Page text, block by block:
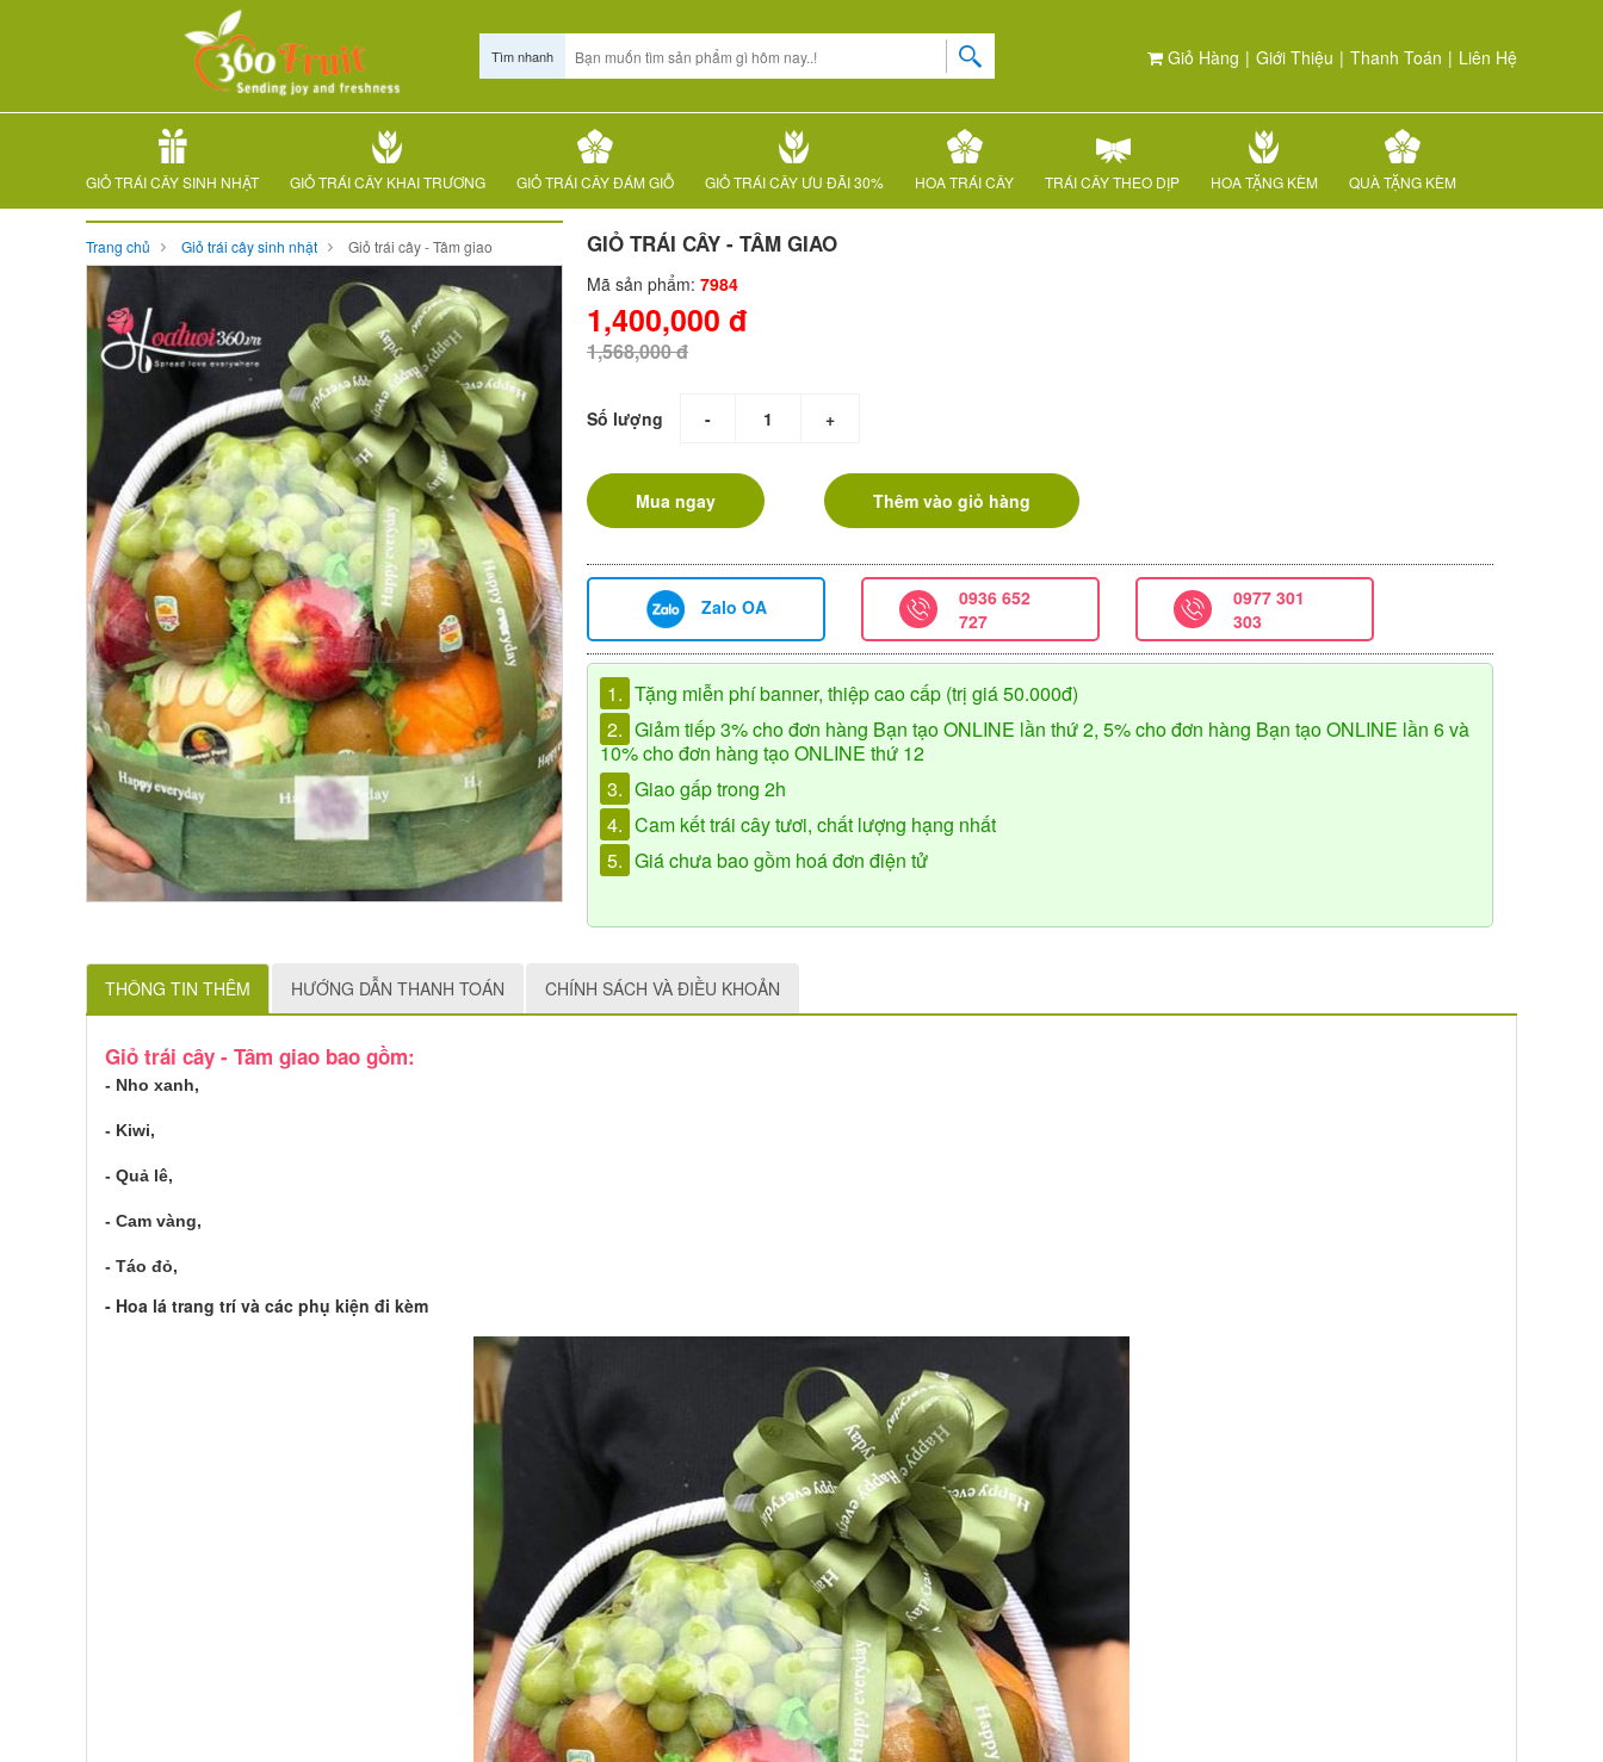
Giỏ Hàng | Giới Thiệu | Thanh Toán | Liên Hệ
Tìm nhanh
GIỎ TRÁI CÂY SINH NHẬT GIỎ TRÁI CÂY KHAI TRƯƠNG GIỎ TRÁI CÂY ĐÁM GIỖ GIỎ TRÁI CÂY ƯU ĐÃI 30% HOA TRÁI CÂY TRÁI CÂY THEO DỊP HOA TẶNG KÈM QUÀ TẶNG KÈM
Trang chủ Giỏ trái cây sinh nhật Giỏ trái cây - Tâm giao GIỎ TRÁI CÂY - TÂM GIAO
Mã sản phẩm: 7984
1,400,000 đ
1,568,000 đ
Số lượng - +
Mua ngay Thêm vào giỏ hàng
Zalo OA
0936 652
727
0977 301
303
1. Tặng miễn phí banner, thiệp cao cấp (trị giá 50.000đ)
2. Giảm tiếp 3% cho đơn hàng Bạn tạo ONLINE lần thứ 2, 5% cho đơn hàng Bạn tạo ONLINE lần 6 và
10% cho đơn hàng tạo ONLINE thứ 12
3. Giao gấp trong 2h
4. Cam kết trái cây tươi, chất lượng hạng nhất
5. Giá chưa bao gồm hoá đơn điện tử
THÔNG TIN THÊM HƯỚNG DẪN THANH TOÁN CHÍNH SÁCH VÀ ĐIỀU KHOẢN
Giỏ trái cây - Tâm giao bao gồm:
- Nho xanh,
- Kiwi,
- Quả lê,
- Cam vàng,
- Táo đỏ,
- Hoa lá trang trí và các phụ kiện đi kèm